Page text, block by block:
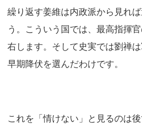
繰り返す姜維は内政派から見れ
う。こういう国では、最高指揮
右します。そして史実では劉禅は
早期降伏を選んだわけです。
これを「情けない」と見るのは